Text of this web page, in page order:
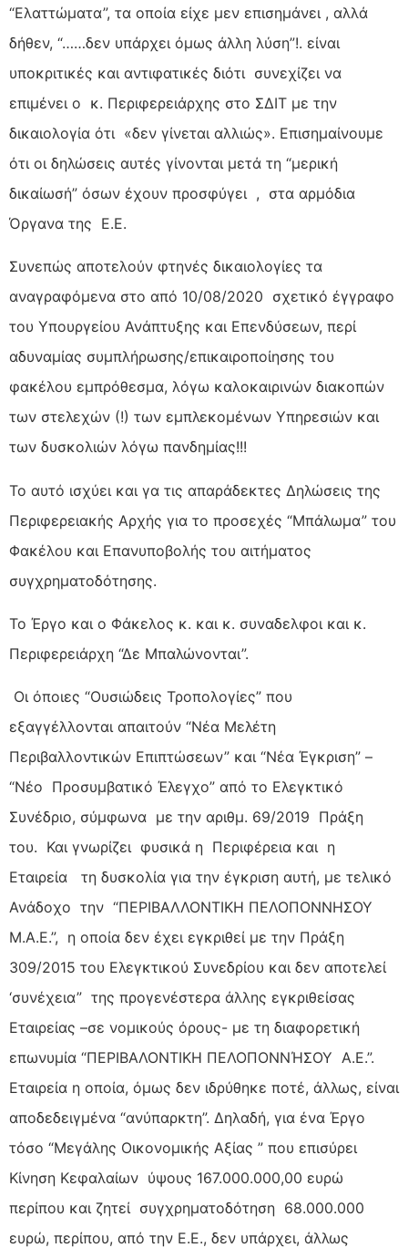
“Ελαττώματα”, τα οποία είχε μεν επισημάνει , αλλά
δήθεν, “……δεν υπάρχει όμως άλλη λύση”!. είναι
υποκριτικές και αντιφατικές διότι συνεχίζει να
επιμένει ο κ. Περιφερειάρχης στο ΣΔΙΤ με την
δικαιολογία ότι «δεν γίνεται αλλιώς». Επισημαίνουμε
ότι οι δηλώσεις αυτές γίνονται μετά τη “μερική
δικαίωσή” όσων έχουν προσφύγει , στα αρμόδια
Όργανα της Ε.Ε.
Συνεπώς αποτελούν φτηνές δικαιολογίες τα
αναγραφόμενα στο από 10/08/2020 σχετικό έγγραφο
του Υπουργείου Ανάπτυξης και Επενδύσεων, περί
αδυναμίας συμπλήρωσης/επικαιροποίησης του
φακέλου εμπρόθεσμα, λόγω καλοκαιρινών διακοπών
των στελεχών (!) των εμπλεκομένων Υπηρεσιών και
των δυσκολιών λόγω πανδημίας!!!
Το αυτό ισχύει και γα τις απαράδεκτες Δηλώσεις της
Περιφερειακής Αρχής για το προσεχές “Μπάλωμα” του
Φακέλου και Επανυποβολής του αιτήματος
συγχρηματοδότησης.
Το Έργο και ο Φάκελος κ. και κ. συναδελφοι και κ.
Περιφερειάρχη “Δε Μπαλώνονται”.
Οι όποιες “Ουσιώδεις Τροπολογίες” που
εξαγγέλλονται απαιτούν “Νέα Μελέτη
Περιβαλλοντικών Επιπτώσεων” και “Νέα Έγκριση” –
“Νέο Προσυμβατικό Έλεγχο” από το Ελεγκτικό
Συνέδριο, σύμφωνα με την αριθμ. 69/2019 Πράξη
του. Και γνωρίζει φυσικά η Περιφέρεια και η
Εταιρεία τη δυσκολία για την έγκριση αυτή, με τελικό
Ανάδοχο την “ΠΕΡΙΒΑΛΛΟΝΤΙΚΗ ΠΕΛΟΠΟΝΝΗΣΟΥ
Μ.Α.Ε.”, η οποία δεν έχει εγκριθεί με την Πράξη
309/2015 του Ελεγκτικού Συνεδρίου και δεν αποτελεί
‘συνέχεια” της προγενέστερα άλλης εγκριθείσας
Εταιρείας –σε νομικούς όρους- με τη διαφορετική
επωνυμία “ΠΕΡΙΒΑΛΟΝΤΙΚΗ ΠΕΛΟΠΟΝΝΉΣΟΥ Α.Ε.”.
Εταιρεία η οποία, όμως δεν ιδρύθηκε ποτέ, άλλως, είναι
αποδεδειγμένα “ανύπαρκτη”. Δηλαδή, για ένα Έργο
τόσο “Μεγάλης Οικονομικής Αξίας ” που επισύρει
Κίνηση Κεφαλαίων ύψους 167.000.000,00 ευρώ
περίπου και ζητεί συγχρηματοδότηση 68.000.000
ευρώ, περίπου, από την Ε.Ε., δεν υπάρχει, άλλως